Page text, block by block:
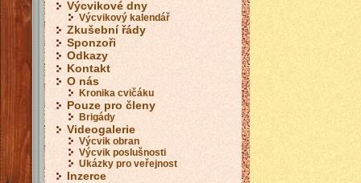
Výcvikové dny
Výcvikový kalendář
Zkušební řády
Sponzoři
Odkazy
Kontakt
O nás
Kronika cvičáku
Pouze pro členy
Brigády
Videogalerie
Výcvik obran
Výcvik poslušnosti
Ukázky pro veřejnost
Inzerce